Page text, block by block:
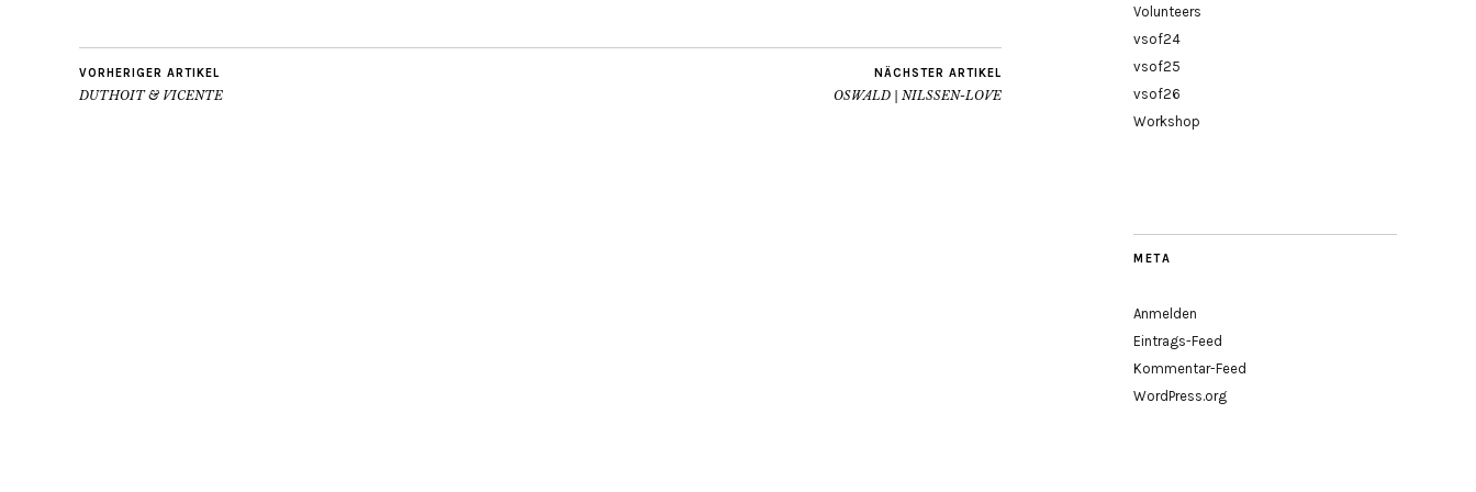
VORHERIGER ARTIKEL
DUTHOIT & VICENTE
NÄCHSTER ARTIKEL
OSWALD | NILSSEN-LOVE
Volunteers
vsof24
vsof25
vsof26
Workshop
META
Anmelden
Eintrags-Feed
Kommentar-Feed
WordPress.org